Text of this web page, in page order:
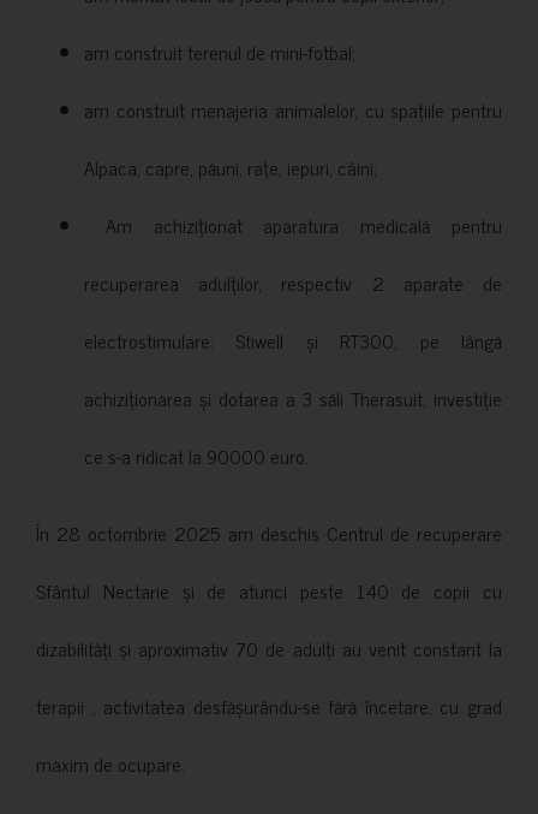
am construit terenul de mini-fotbal;
am construit menajeria animalelor, cu spațiile pentru
Alpaca, capre, păuni, rațe, iepuri, câini;
Am achiziționat aparatura medicală pentru
recuperarea adulților, respectiv 2 aparate de
electrostimulare: Stiwell și RT300, pe lângă
achiziționarea și dotarea a 3 săli Therasuit, investiție
ce s-a ridicat la 90000 euro.
În 28 octombrie 2025 am deschis Centrul de recuperare
Sfântul Nectarie și de atunci peste 140 de copii cu
dizabilități și aproximativ 70 de adulți au venit constant la
terapii , activitatea desfășurându-se fără încetare, cu grad
maxim de ocupare.